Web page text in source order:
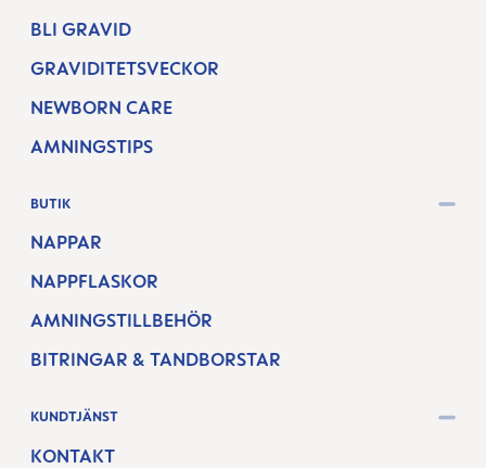
BLI GRAVID
GRAVIDITETSVECKOR
NEWBORN CARE
AMNINGSTIPS
BUTIK
NAPPAR
NAPPFLASKOR
AMNINGSTILLBEHÖR
BITRINGAR & TANDBORSTAR
KUNDTJÄNST
KONTAKT